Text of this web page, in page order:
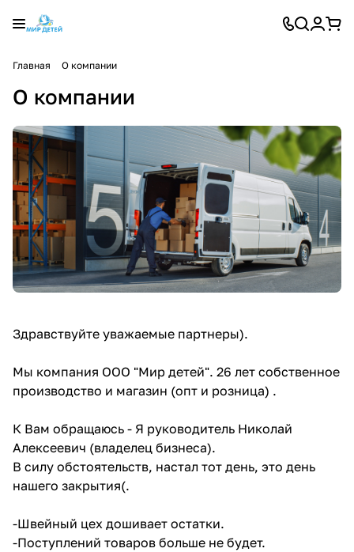
Главная О компании
О компании
Здравствуйте уважаемые партнеры).
Мы компания ООО "Мир детей". 26 лет собственное
производство и магазин (опт и розница) .
К Вам обращаюсь - Я руководитель Николай
Алексеевич (владелец бизнеса).
В силу обстоятельств, настал тот день, это день
нашего закрытия(.
-Швейный цех дошивает остатки.
-Поступлений товаров больше не будет.